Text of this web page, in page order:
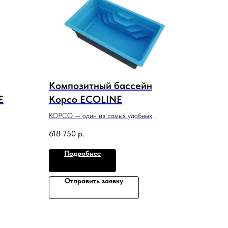
Композитный бассейн
Корсо ECOLINE
КОРСО — один из самых удобных
банных и спа-комплексов.
5 м x 3 м x 1,5 м
618 750 р.
Подробнее
Отправить заявку